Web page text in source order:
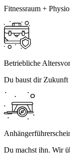
Fitnessraum +
Betriebliche
Du baust dir Zukunft
Du machst ihn. Wir